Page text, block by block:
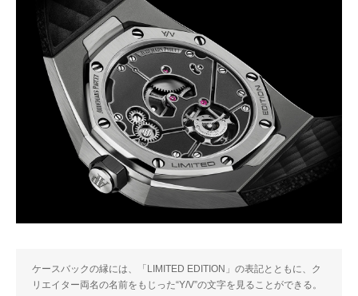
ケースバックの縁には、「LIMITED EDITION」の表記とともに、ク
リエイター両名の名前をもじった“Y/V”の文字を見ることができる。